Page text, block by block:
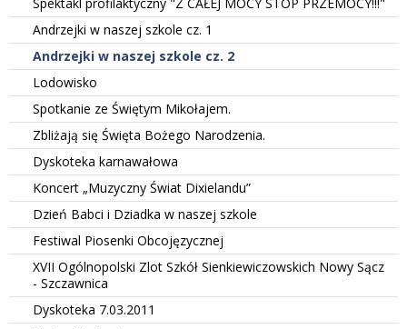
Andrzejki w naszej szkole cz. 1
Andrzejki w naszej szkole cz. 2
Lodowisko
Spotkanie ze Świętym Mikołajem.
Zbliżają się Święta Bożego Narodzenia.
Dyskoteka karnawałowa
Koncert „Muzyczny Świat Dixielandu”
Dzień Babci i Dziadka w naszej szkole
Festiwal Piosenki Obcojęzycznej
XVII Ogólnopolski Zlot Szkół Sienkiewiczowskich Nowy Sącz
- Szczawnica
Dyskoteka 7.03.2011